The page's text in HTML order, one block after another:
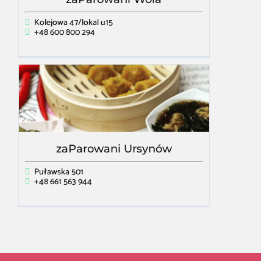
Kolejowa 47/lokal u15
+48 600 800 294
zaParowani Ursynów
Puławska 501
+48 661 563 944